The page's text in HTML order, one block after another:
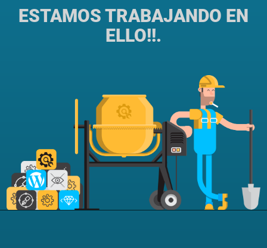
ESTAMOS TRABAJANDO EN
ELLO!!.